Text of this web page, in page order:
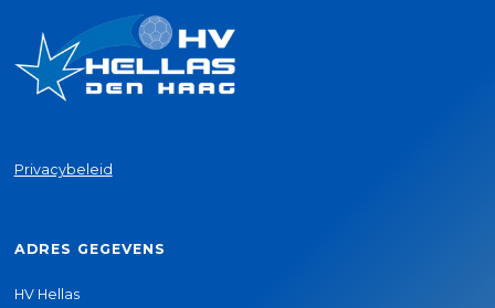
Privacybeleid
ADRES GEGEVENS
HV Hellas